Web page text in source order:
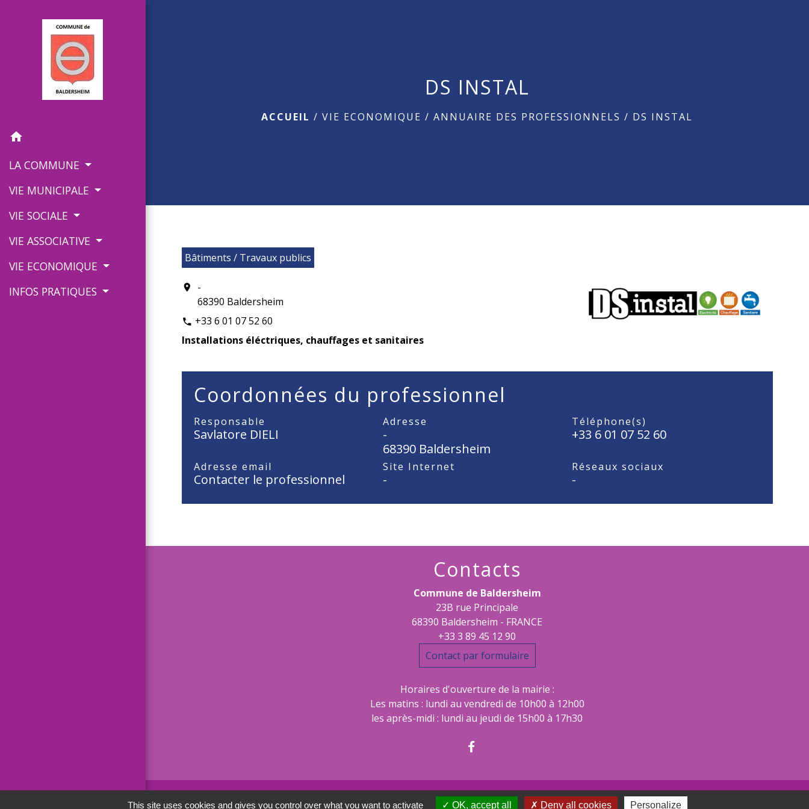
home
LA COMMUNE
VIE MUNICIPALE
VIE SOCIALE
VIE ASSOCIATIVE
VIE ECONOMIQUE
INFOS PRATIQUES
DS INSTAL
ACCUEIL /VIE ECONOMIQUE /ANNUAIRE DES PROFESSIONNELS / DS INSTAL
Bâtiments / Travaux publics
location_on
-
68390 Baldersheim
phone +33 6 01 07 52 60
Installations éléctriques, chauffages et sanitaires
Coordonnées du professionnel
Responsable
Savlatore DIELI
Adresse
-
68390 Baldersheim
Téléphone(s)
+33 6 01 07 52 60
Adresse email
Contacter le professionnel
Site Internet
-
Réseaux sociaux
-
Contacts
Commune de Baldersheim
23B rue Principale
68390 Baldersheim - FRANCE
+33 3 89 45 12 90
Contact par formulaire
Horaires d'ouverture de la mairie :
Les matins : lundi au vendredi de 10h00 à 12h00
les après-midi : lundi au jeudi de 15h00 à 17h30
This site uses cookies and gives you control over what you want to activate OK, accept all Deny all cookies Personalize